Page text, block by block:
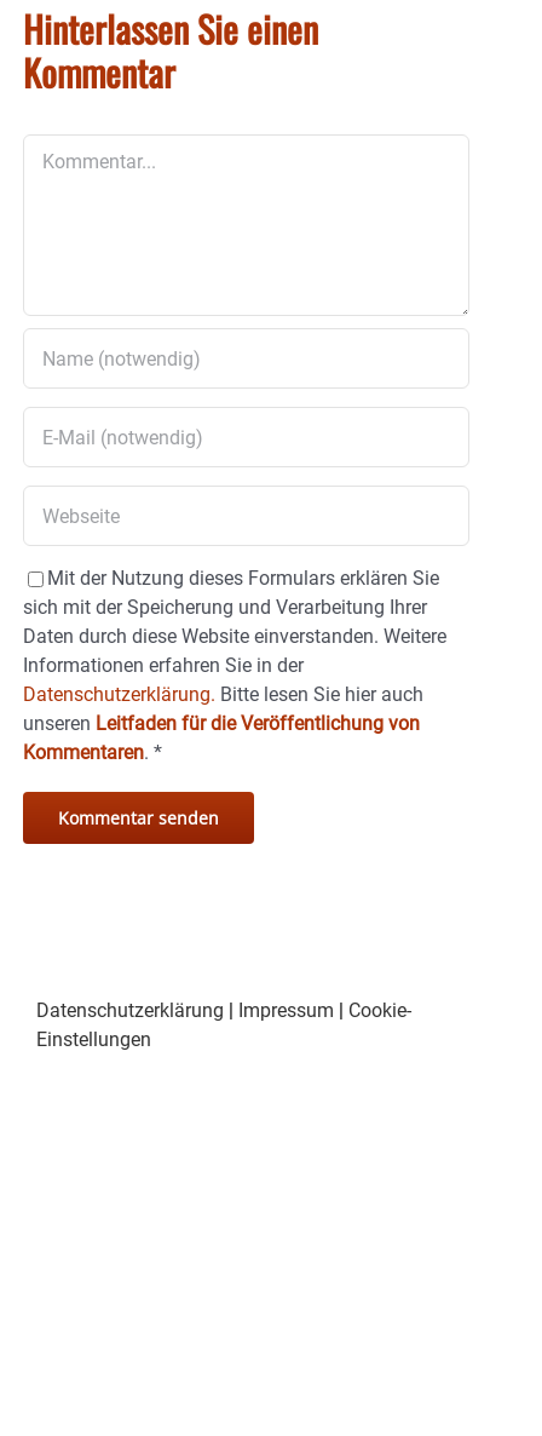
Hinterlassen Sie einen
Kommentar
Mit der Nutzung dieses Formulars erklären Sie
sich mit der Speicherung und Verarbeitung Ihrer
Daten durch diese Website einverstanden. Weitere
Informationen erfahren Sie in der
Datenschutzerklärung. Bitte lesen Sie hier auch
unseren Leitfaden für die Veröffentlichung von
Kommentaren. *
Datenschutzerklärung | Impressum | Cookie-
Einstellungen